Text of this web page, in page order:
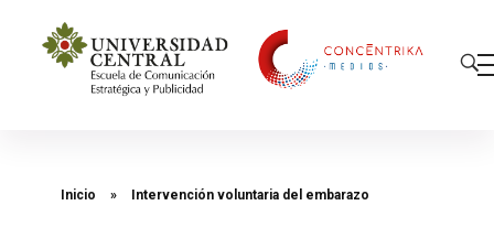
Inicio » Intervención voluntaria del embarazo